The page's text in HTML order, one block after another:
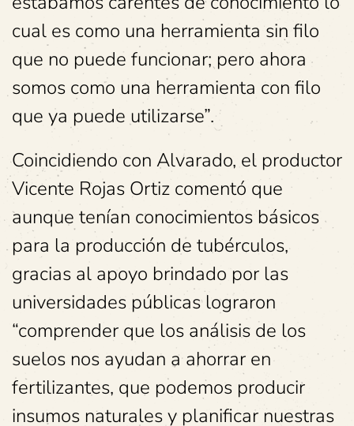
cual es como una herramienta sin filo
que no puede funcionar; pero ahora
somos como una herramienta con filo
que ya puede utilizarse”.
Coincidiendo con Alvarado, el productor
Vicente Rojas Ortiz comentó que
aunque tenían conocimientos básicos
para la producción de tubérculos,
gracias al apoyo brindado por las
universidades públicas lograron
“comprender que los análisis de los
suelos nos ayudan a ahorrar en
fertilizantes, que podemos producir
insumos naturales y planificar nuestras